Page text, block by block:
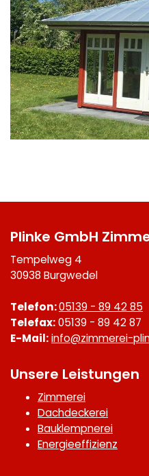
Plinke GmbH
Tempelweg 4
30938 Burgwedel
Telefon:05139 - 89 42 85
Telefax:05139 - 89 42 87
E-Mail:info@zimmerei-
Unsere Leistungen
Zimmerei
Dachdeckerei
Bauklempnerei
Energieeffizienz